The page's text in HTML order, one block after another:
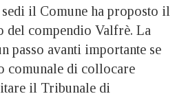
il Comune ha proposto il
del compendio Valfrè. La
passo avanti importante se
comunale di collocare
il Tribunale di